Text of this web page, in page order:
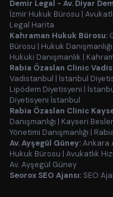
Demir Legal - Av. Diyar
İzmir Hukuk Bürosu |
Legal Harita
Kahraman Hukuk Bürosu:
Bürosu | Hukuk Danışmanlığı
Hukuki Danışmanlık |
Rabia Özaslan Clinic
Vadistanbul | İstanbul
Lipödem Diyetisyeni |
Diyetisyeni İstanbul
Rabia Özaslan Clinic
Danışmanlığı | Kayseri
Yönetimi Danışmanlığı |
Av. Ayşegül Güney:Ankara
Hukuk Bürosu | Avukatlık
Av. Ayşegül Güney
Seorox SEO Ajansı: SEO